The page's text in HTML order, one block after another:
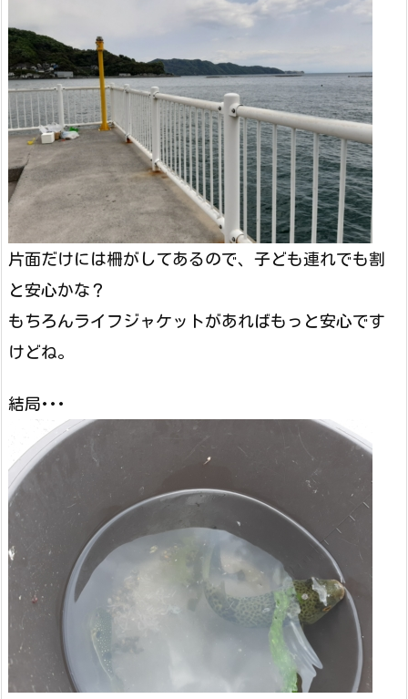
片面だけには柵がしてあるので、子ども連れでも割
と安心かな？
もちろんライフジャケットがあればもっと安心です
けどね。
結局･･･